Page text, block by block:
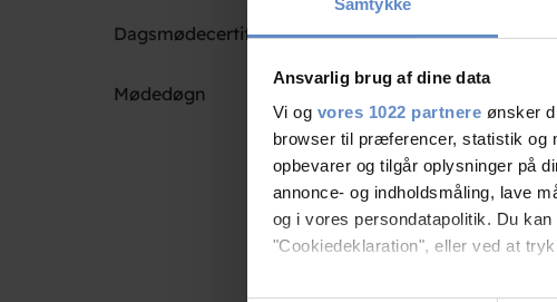
Samtykke
Ansvarlig brug af dine data
Vi og vores 1022 partnere ønsker
browser til præferencer, statistik og
opbevarer og tilgår oplysninger på
annonce- og indholdsmåling, lave
og i vores persondatapolitik. Du
"Cookiedeklaration", eller ved at
Dagsmødecertificering
Mødedøgn
Afslut dagens
destilleri fra
Øllet laves som i
fineste
Vi tilbyder
Prisen